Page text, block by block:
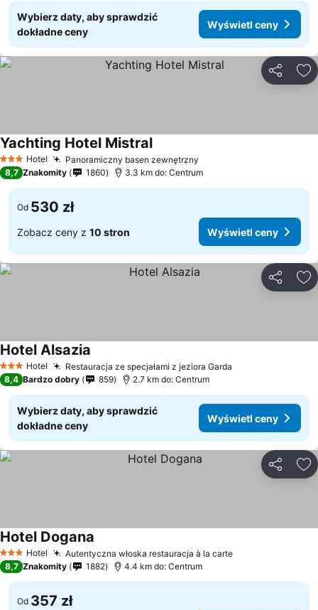
Wybierz daty, aby sprawdzić
dokładne ceny
Wyświetl ceny
3 Kategoria
Hotel Panoramiczny basen zewnętrzny
Yachting Hotel MistralWyświetl ceny
8,7 Znakomity 1860 3.3 km do: Centrum
Od 530 zł
Zobacz ceny z 10 stron Wyświetl ceny
3 Kategoria
Hotel Restauracja ze specjałami z jeziora Garda
Hotel Alsazia
8,4 Bardzo dobry 859 2.7 km do: Centrum
Wybierz daty, aby sprawdzić
dokładne ceny
Wyświetl ceny
3 Kategoria
Hotel Autentyczna włoska restauracja à la carteWyświetl ceny
Hotel Dogana
8,7 Znakomity 1882 4.4 km do: Centrum
Od 357 zł